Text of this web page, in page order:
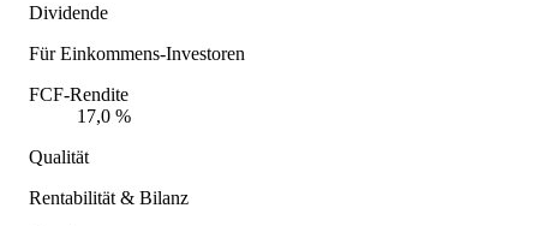
Dividende
Für Einkommens-Investoren
FCF-Rendite
17,0 %
Qualität
Rentabilität & Bilanz